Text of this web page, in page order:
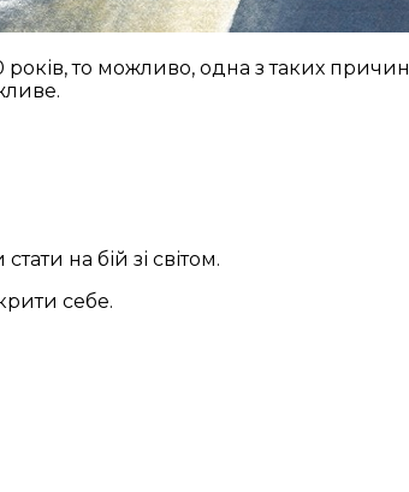
то можливо, одна з таких причин
на бій зі світом.
себе.